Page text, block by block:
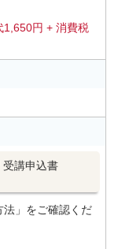
1,650円 + 消費税
受講申込書
法」をご確認くだ